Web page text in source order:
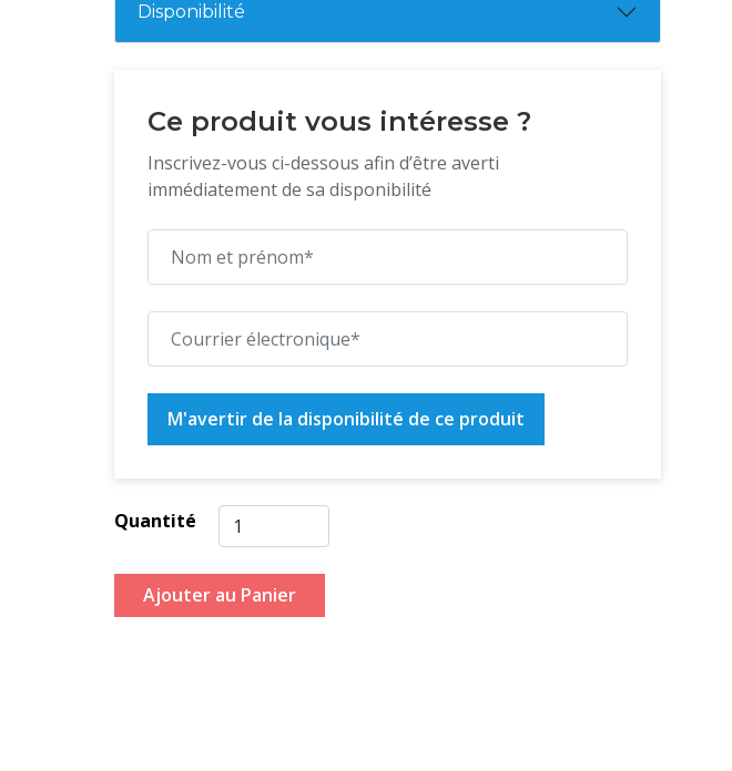
Disponibilité
Ce produit vous intéresse ?
Inscrivez-vous ci-dessous afin d’être averti
immédiatement de sa disponibilité
M'avertir de la disponibilité de ce produit
Quantité
Ajouter au Panier